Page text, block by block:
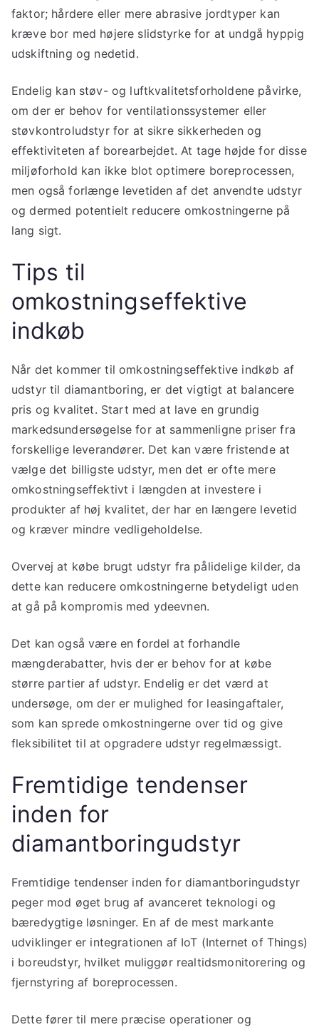
faktor; hårdere eller mere abrasive jordtyper kan
kræve bor med højere slidstyrke for at undgå hyppig
udskiftning og nedetid.
Endelig kan støv- og luftkvalitetsforholdene påvirke,
om der er behov for ventilationssystemer eller
støvkontroludstyr for at sikre sikkerheden og
effektiviteten af borearbejdet. At tage højde for disse
miljøforhold kan ikke blot optimere boreprocessen,
men også forlænge levetiden af det anvendte udstyr
og dermed potentielt reducere omkostningerne på
lang sigt.
Tips til
omkostningseffektive
indkøb
Når det kommer til omkostningseffektive indkøb af
udstyr til diamantboring, er det vigtigt at balancere
pris og kvalitet. Start med at lave en grundig
markedsundersøgelse for at sammenligne priser fra
forskellige leverandører. Det kan være fristende at
vælge det billigste udstyr, men det er ofte mere
omkostningseffektivt i længden at investere i
produkter af høj kvalitet, der har en længere levetid
og kræver mindre vedligeholdelse.
Overvej at købe brugt udstyr fra pålidelige kilder, da
dette kan reducere omkostningerne betydeligt uden
at gå på kompromis med ydeevnen.
Det kan også være en fordel at forhandle
mængderabatter, hvis der er behov for at købe
større partier af udstyr. Endelig er det værd at
undersøge, om der er mulighed for leasingaftaler,
som kan sprede omkostningerne over tid og give
fleksibilitet til at opgradere udstyr regelmæssigt.
Fremtidige tendenser
inden for
diamantboringudstyr
Fremtidige tendenser inden for diamantboringudstyr
peger mod øget brug af avanceret teknologi og
bæredygtige løsninger. En af de mest markante
udviklinger er integrationen af IoT (Internet of Things)
i boreudstyr, hvilket muliggør realtidsmonitorering og
fjernstyring af boreprocessen.
Dette fører til mere præcise operationer og